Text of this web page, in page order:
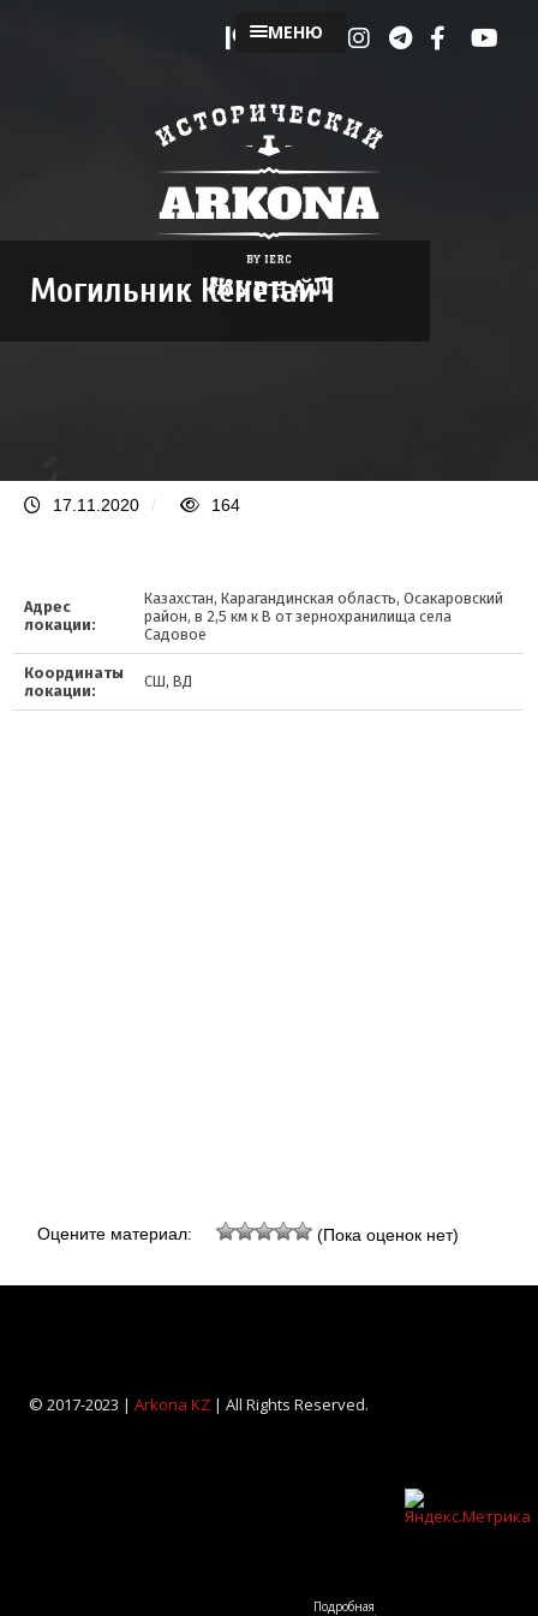
МЕНЮ
Могильник Кенетай 1
17.11.2020 / 164
Адрес
локации:
Казахстан, Карагандинская область, Осакаровский
район, в 2,5 км к В от зернохранилища села
Садовое
Координаты
локации:
СШ, ВД
Оцените материал: (Пока оценок нет)
© 2017-2023 | Arkona KZ| All Rights Reserved.
Подробная